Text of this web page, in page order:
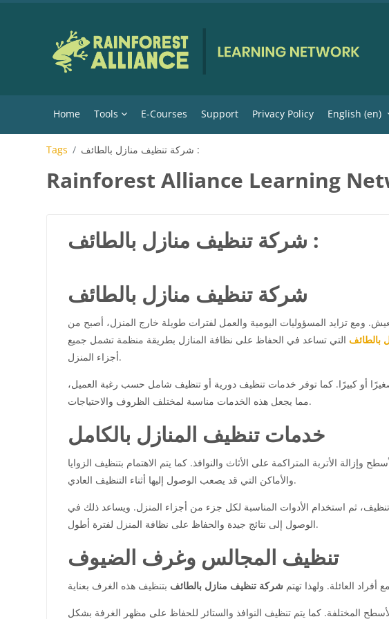
Home Tools E-Courses Support Privacy Policy English ‎(en)‎
Tags شركة تنظيف منازل بالطائف :
Rainforest Alliance Learning
شركة تنظيف منازل بالطائف :
شركة تنظيف منازل بالطائف
ومع تزايد المسؤوليات اليومية والعمل لفترات طويلة خارج المنزل، أصبح من
بالطائف التي تساعد في الحفاظ على نظافة المنازل بطريقة منظمة تشمل جميع
أجزاء المنزل.
أو كبيرًا. كما توفر خدمات تنظيف دورية أو تنظيف شامل حسب رغبة العميل،
مما يجعل هذه الخدمات مناسبة لمختلف الظروف والاحتياجات.
خدمات تنظيف المنازل بالكامل
الأتربة المتراكمة على الأثاث والنوافذ. كما يتم الاهتمام بتنظيف الزوايا
والأماكن التي قد يصعب الوصول إليها أثناء التنظيف العادي.
تنظيف، ثم استخدام الأدوات المناسبة لكل جزء من أجزاء المنزل. ويساعد ذلك في
الوصول إلى نتائج جيدة والحفاظ على نظافة المنزل لفترة أطول.
تنظيف المجالس وغرف الضيوف
العائلة. ولهذا تهتم شركة تنظيف منازل بالطائف
المختلفة. كما يتم تنظيف النوافذ والستائر للحفاظ على مظهر الغرفة بشكل